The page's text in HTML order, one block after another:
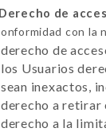
de
con la
derecho de
los Usuarios
sean inexactos,
derecho a retirar
derecho a la